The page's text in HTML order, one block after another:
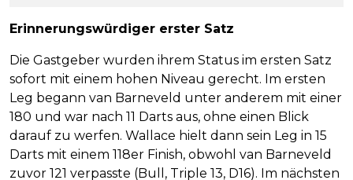
Erinnerungswürdiger erster Satz
Die Gastgeber wurden ihrem Status im ersten Satz
sofort mit einem hohen Niveau gerecht. Im ersten
Leg begann van Barneveld unter anderem mit einer
180 und war nach 11 Darts aus, ohne einen Blick
darauf zu werfen. Wallace hielt dann sein Leg in 15
Darts mit einem 118er Finish, obwohl van Barneveld
zuvor 121 verpasste (Bull, Triple 13, D16). Im nächsten